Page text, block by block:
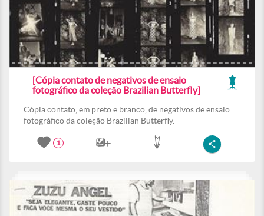
[Cópia contato de negativos de ensaio
fotográfico da coleção Brazilian Butterfly]
Cópia contato, em preto e branco, de negativos de ensaio
fotográfico da coleção Brazilian Butterfly.
1